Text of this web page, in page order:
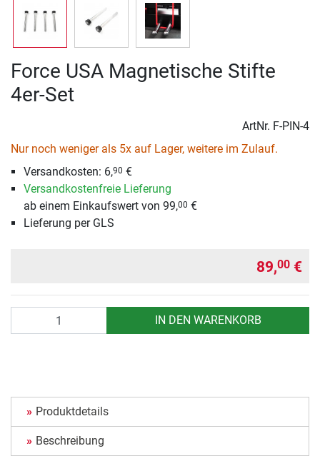
Force USA Magnetische Stifte
4er-Set
ArtNr. F-PIN-4
Nur noch weniger als 5x auf Lager, weitere im Zulauf.
Versandkosten: 6,90 €
Versandkostenfreie Lieferung
ab einem Einkaufswert von 99,00 €
Lieferung per GLS
89,00 €
IN DEN WARENKORB
Produktdetails
Beschreibung